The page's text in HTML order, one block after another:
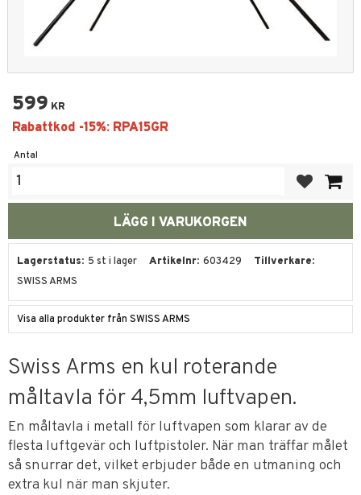
599 KR
Antal
Lagerstatus 5 st i lager Artikelnr 603429
Tillverkare
SWISS ARMS
Visa alla produkter från SWISS ARMS
Swiss Arms en kul roterande
måltavla för 4,5mm luftvapen.
En måltavla i metall för luftvapen som klarar av de
flesta luftgevär och luftpistoler. När man träffar målet
så snurrar det, vilket erbjuder både en utmaning och
extra kul när man skjuter.